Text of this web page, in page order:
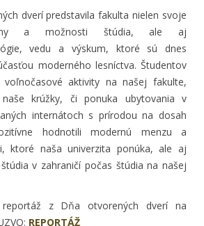
dverí predstavila fakulta nielen svoje
a možnosti štúdia, ale aj
vedu a výskum, ktoré sú dnes
moderného lesníctva. Študentov
aktivity na našej fakulte,
krúžky, či ponuka ubytovania v
internátoch s prírodou na dosah
hodnotili modernú menzu a
ktoré naša univerzita ponúka, ale aj
v zahraničí počas štúdia na našej
z Dňa otvorených dverí na
REPORTÁŽ